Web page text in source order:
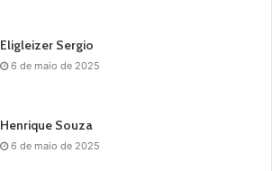
Eligleizer Sergio
6 de maio de 2025
Henrique Souza
6 de maio de 2025